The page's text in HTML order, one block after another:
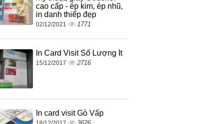
cao cấp - ép kim, ép nhũ,
in danh thiếp đẹp
02/12/2021 1771
In Card Visit Số Lượng Ít
15/12/2017 2716
In card visit Gò Vấp